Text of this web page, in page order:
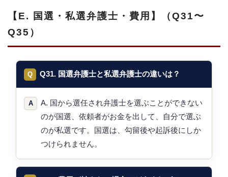
【E. 国選・私選弁護士・費用】（Q31〜
Q35）
Q31. 国選弁護士と私選弁護士の違いは？
A. 国から選任され弁護士を選ぶことができない
のが国選、依頼者がお金を出して、自分で選ぶ
のが私選です。国選は、勾留後や起訴後にしか
つけられません。